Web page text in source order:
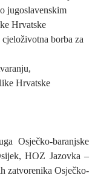
jugoslavenskim
Hrvatske
borba za
Hrvatske
Osječko-baranjske
HOZ Jazovka –
zatvorenika Osječko-